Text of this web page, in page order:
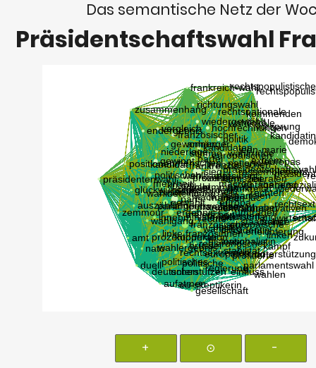
Das semantische Netz der
Präsidentschaftswahl
+ ⊙ -